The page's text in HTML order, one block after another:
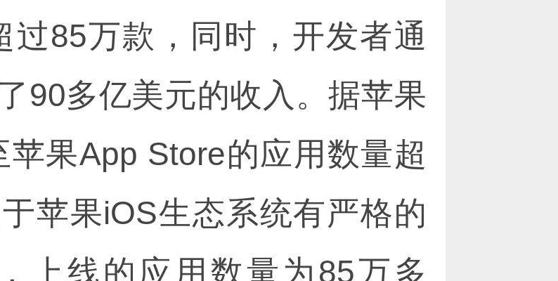
过85万款，同时，开发者通
90多亿美元的收入。据苹果
果App Store的应用数量超
苹果iOS生态系统有严格的
上线的应用数量为85万多